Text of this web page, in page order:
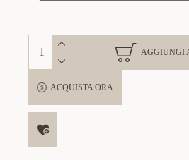
AGGIUNGI
ACQUISTA ORA